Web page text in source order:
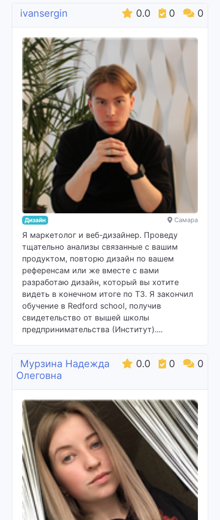
0.0 0 0
ivansergin
Самара
Дизайн
Я маркетолог и веб-дизайнер. Проведу
тщательно анализы связанные с вашим
продуктом, повторю дизайн по вашем
референсам или же вместе с вами
разработаю дизайн, который вы хотите
видеть в конечном итоге по ТЗ. Я закончил
обучение в Redford school, получив
свидетельство от вышей школы
предпринимательства (Институт)....
0.0 0 0
Мурзина Надежда
Олеговна